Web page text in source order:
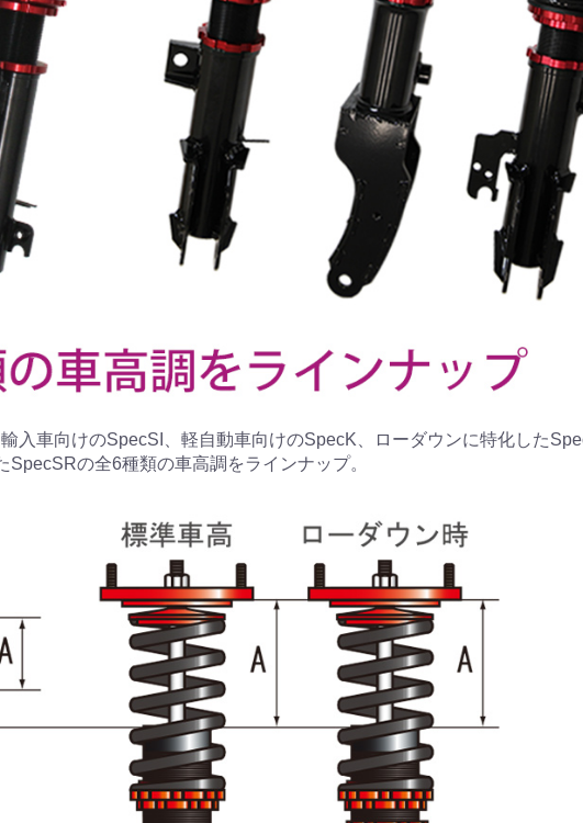
入車向けのSpecSI、軽自動車向けのSpecK、ローダウンに特化した
の全6種類の車高調をラインナップ。